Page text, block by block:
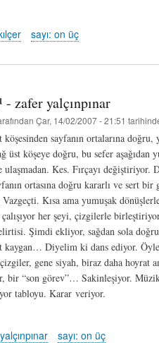
sayı: on üç
zafer yalçınpınar
Çar, 14/02/2007 - 21:51
sayfanın ortalarına
üst köşeye doğru, bu sefer aşağıdan
ulaşmadan. Kes. Fırçayı değiştiriyor.
ortasına doğru kararlı ve sert bir
Kısa ama yumuşak
her şeyi, çizgilerle
Şimdi ekliyor, sağdan sola
kaygan… Diyelim ki dans ediyor.
gene siyah, biraz daha hoyrat
bir “son görev”… Sakinleşiyor.
tabloyu. Karar veriyor.
sayı: on üç